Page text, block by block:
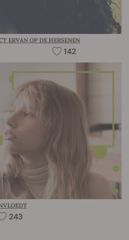
ERVAN OP DE HERSENEN
142
243